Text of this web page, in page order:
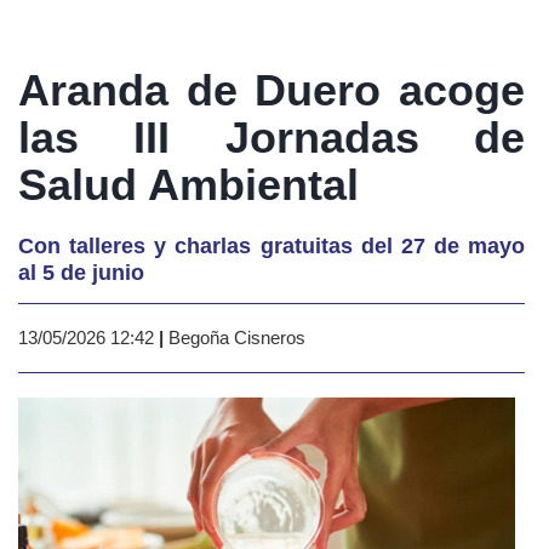
Aranda de Duero acoge
las III Jornadas de
Salud Ambiental
Con talleres y charlas gratuitas del 27 de mayo
al 5 de junio
13/05/2026 12:42 | Begoña Cisneros